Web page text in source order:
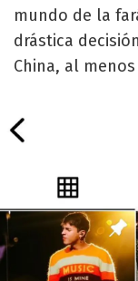
mundo de la
drástica
China, al